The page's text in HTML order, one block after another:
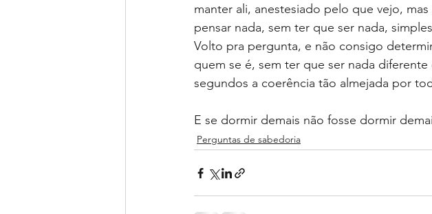
manter ali, anestesiado pelo que vejo,
pensar nada, sem ter que ser nada,
Volto pra pergunta, e não consigo
quem se é, sem ter que ser nada
segundos a coerência tão almejada por
E se dormir demais não fosse dormir
Perguntas de sabedoria